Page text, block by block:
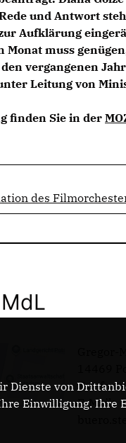
und Antwort
Aufklärung
Monat muss
vergangenen
Leitung von
finden Sie in der
des
Telefon:
E-Mail:
Dienste von
Einwilligung. Ihre